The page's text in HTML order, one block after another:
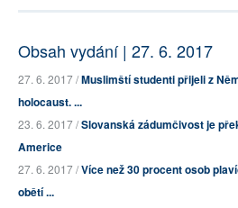
Obsah vydání | 27. 6. 2017
27. 6. 2017 /Muslimští studenti přijeli z
holocaust. ...
23. 6. 2017 /Slovanská zádumčivost je
Americe
27. 6. 2017 /Více než 30 procent osob
obětí ...